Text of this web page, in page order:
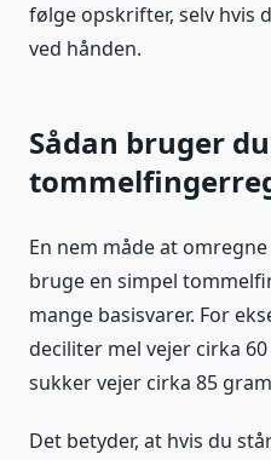
følge opskrifter, selv hvis
ved hånden.
Sådan bruger
En nem måde at
bruge en simpel
mange basisvarer. For
deciliter mel vejer cirka
sukker vejer cirka 85
Det betyder, at hvis du